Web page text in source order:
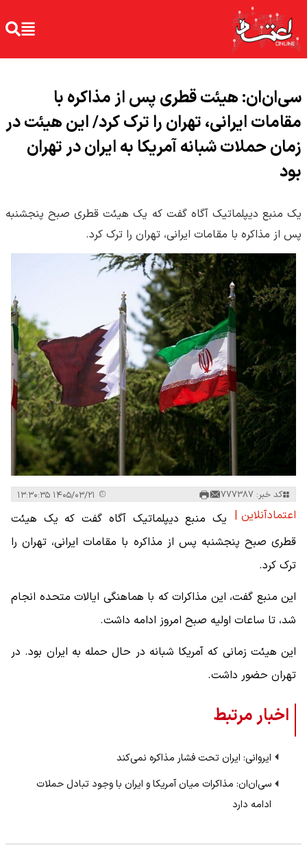
سی‌ان‌ان: هیئت قطری پس از مذاکره با
مقامات ایرانی، تهران را ترک کرد/ این هیئت در
زمان حملات شبانه آمریکا به ایران در تهران
بود
یک منبع دیپلماتیک آگاه گفت که یک هیئت قطری صبح پنجشنبه
پس از مذاکره با مقامات ایرانی، تهران را ترک کرد.
کد خبر: 777387
اعتمادآنلاین | یک منبع دیپلماتیک آگاه گفت که یک هیئت
قطری صبح پنجشنبه پس از مذاکره با مقامات ایرانی، تهران را
ترک کرد.
این منبع گفت، این مذاکرات که با هماهنگی ایالات متحده انجام
شد، تا ساعات اولیه صبح امروز ادامه داشت.
این هیئت زمانی که آمریکا شبانه در حال حمله به ایران بود. در
تهران حضور داشت.
اخبار مرتبط
ایروانی: ایران تحت فشار مذاکره نمی‌کند
سی‌ان‌ان‌: مذاکرات میان آمریکا و ایران با وجود تبادل حملات
ادامه دارد